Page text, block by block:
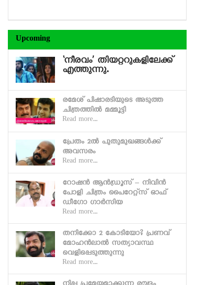
Upcoming
‘നീരവം’ തിയറ്ററുകളിലേക്ക്
എത്തുന്നു.
രമേശ് പിഷാരടിയുടെ അടുത്ത
ചിത്രത്തില്‍ മമ്മൂട്ടി
Read more...
പ്രേതം 2ല്‍ പുതുമുഖങ്ങള്‍ക്ക്
അവസരം
Read more...
റോഷന്‍ ആന്‍ഡ്രൂസ് – നിവിന്‍
പോളി ചിത്രം പൈറേറ്റ്‌സ് ഓഫ്
ഡീഗോ ഗാര്‍സിയ
Read more...
തനിക്കോ 2 കോടിയോ? പ്രണവ്
മോഹന്‍ലാല്‍ സത്യാവസ്ഥ
വെളിപ്പെടുത്തുന്നു
Read more...